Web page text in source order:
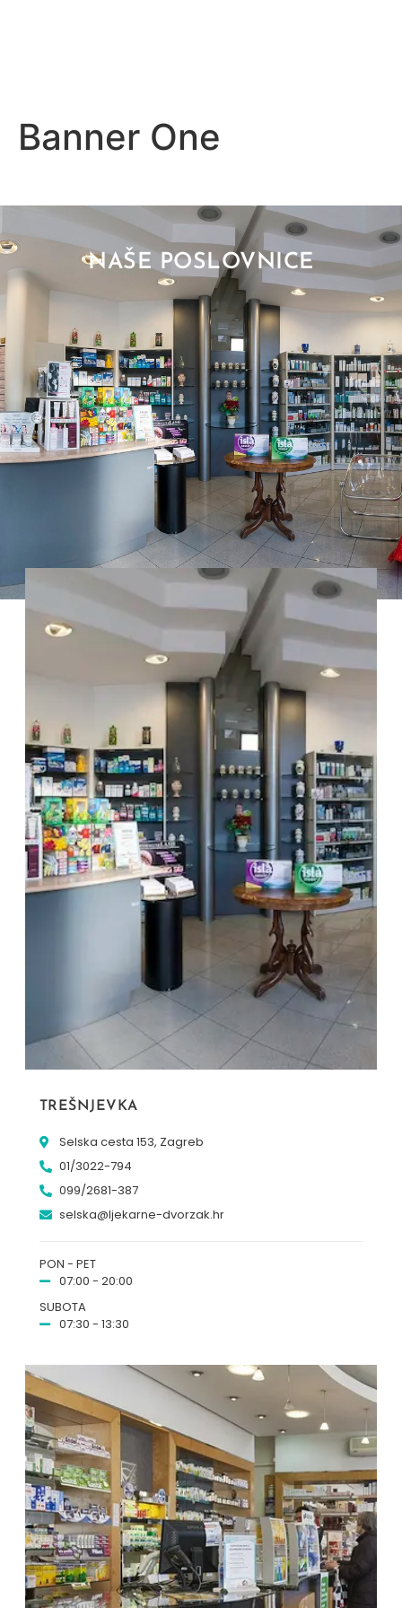
Banner One
NAŠE POSLOVNICE
TREŠNJEVKA
Selska cesta 153, Zagreb
01/3022-794
099/2681-387
selska@ljekarne-dvorzak.hr
PON - PET
07:00 - 20:00
SUBOTA
07:30 - 13:30